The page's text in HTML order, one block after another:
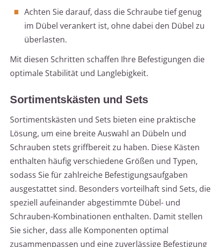
Achten Sie darauf, dass die Schraube tief genug
im Dübel verankert ist, ohne dabei den Dübel zu
überlasten.
Mit diesen Schritten schaffen Ihre Befestigungen die
optimale Stabilität und Langlebigkeit.
Sortimentskästen und Sets
Sortimentskästen und Sets bieten eine praktische
Lösung, um eine breite Auswahl an Dübeln und
Schrauben stets griffbereit zu haben. Diese Kästen
enthalten häufig verschiedene Größen und Typen,
sodass Sie für zahlreiche Befestigungsaufgaben
ausgestattet sind. Besonders vorteilhaft sind Sets, die
speziell aufeinander abgestimmte Dübel- und
Schrauben-Kombinationen enthalten. Damit stellen
Sie sicher, dass alle Komponenten optimal
zusammenpassen und eine zuverlässige Befestigung